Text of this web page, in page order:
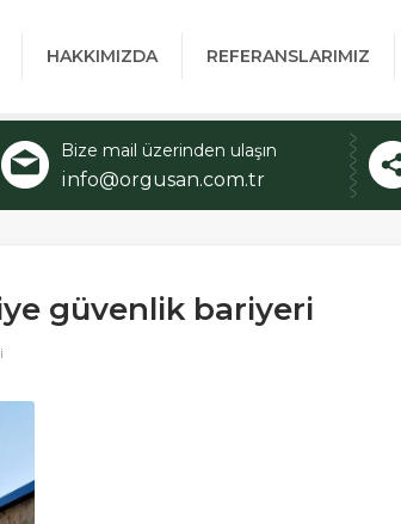
HAKKIMIZDA REFERANSLARIMIZ
Bize mail üzerinden ulaşın
info@orgusan.com.tr
güvenlik bariyeri